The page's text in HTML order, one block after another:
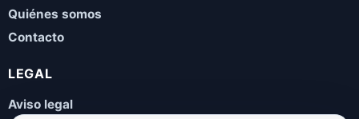
Quiénes somos
Contacto
LEGAL
Aviso legal